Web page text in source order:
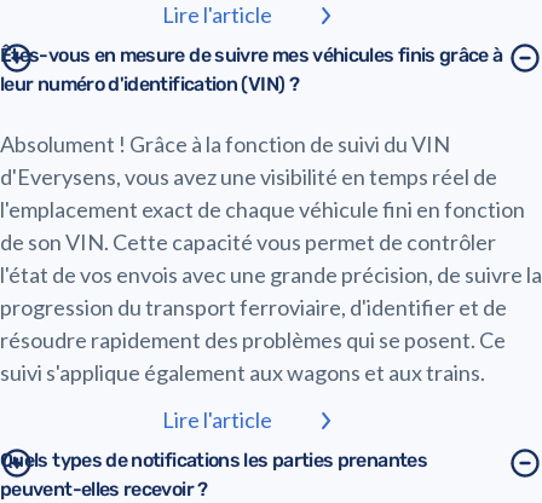
Lire l'article
Êtes-vous en mesure de suivre mes véhicules finis grâce à
leur numéro d'identification (VIN) ?
Absolument ! Grâce à la fonction de suivi du VIN
d'Everysens, vous avez une visibilité en temps réel de
l'emplacement exact de chaque véhicule fini en fonction
de son VIN. Cette capacité vous permet de contrôler
l'état de vos envois avec une grande précision, de suivre la
progression du transport ferroviaire, d'identifier et de
résoudre rapidement des problèmes qui se posent. Ce
suivi s'applique également aux wagons et aux trains.
Lire l'article
Quels types de notifications les parties prenantes
peuvent-elles recevoir ?